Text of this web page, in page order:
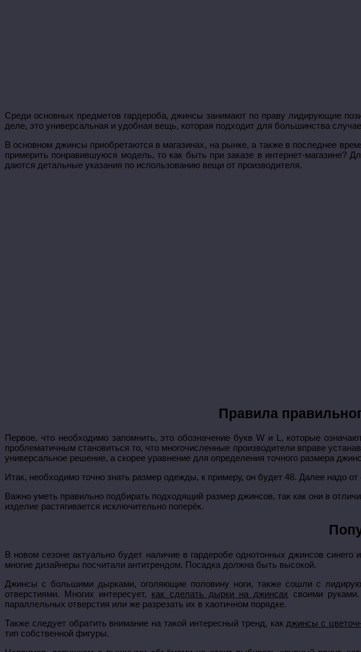
Среди основных предметов гардероба, джинсы занимают по праву лидирующие
деле, это универсальная и удобная вещь, которая подходит для большинства
В основном джинсы приобретаются в магазинах, на рынке, а также в последнее
примерить понравившуюся модель, то как быть при заказе в интернет-магазине?
даются детальные указания по использованию вещи от производителя.
Правила
Первое, что необходимо запомнить, это обозначение букв W и L, которые
проблематичным становиться то, что многочисленные производители вправе
универсальное решение, а скорее уравнение для определения точного размера
Итак, необходимо точно знать размер одежды, к примеру, он будет 48. Далее надо
Важно уметь правильно подбирать подходящий размер джинсов, так как они в
изделие растягивается исключительно поперёк.
В новом сезоне актуально будет наличие в гардеробе однотонных джинсов синего
многие дизайнеры посчитали антитрендом. Посадка должна быть высокой.
Джинсы с большими дырками, оголяющие половину ноги, также сошли с
отверстиями. Многих интересует, как сделать дырки на джинсах своими
параллельных отверстия или же разрезать их в хаотичном порядке.
Также следует обратить внимание на такой интересный тренд, как джинсы с
тип собственной фигуры.